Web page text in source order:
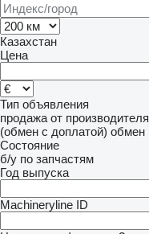
Казахстан
Цена
Тип объявления
продажа от производителя
(обмен с доплатой) обмен
Состояние
б/у по запчастям
Год выпуска
Machineryline ID